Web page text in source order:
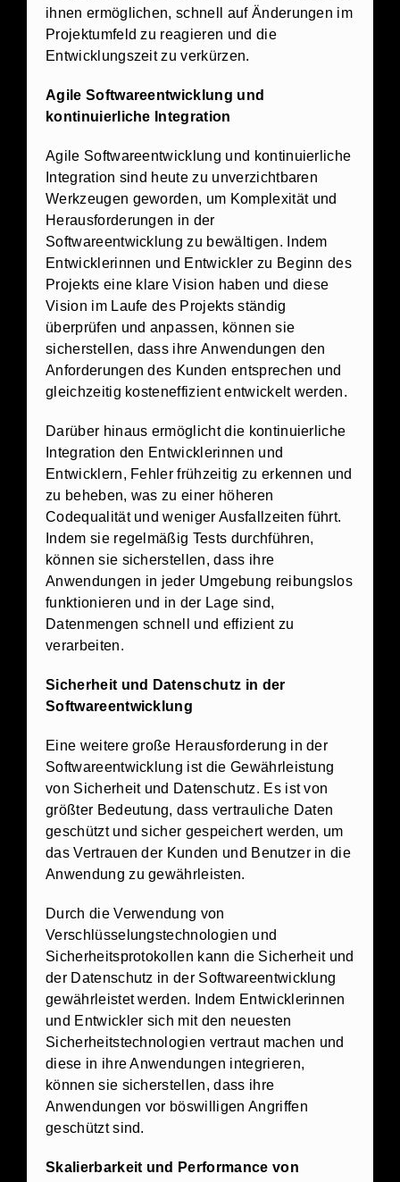
ihnen ermöglichen, schnell auf Änderungen im
Projektumfeld zu reagieren und die
Entwicklungszeit zu verkürzen.
Agile Softwareentwicklung und
kontinuierliche Integration
Agile Softwareentwicklung und kontinuierliche
Integration sind heute zu unverzichtbaren
Werkzeugen geworden, um Komplexität und
Herausforderungen in der
Softwareentwicklung zu bewältigen. Indem
Entwicklerinnen und Entwickler zu Beginn des
Projekts eine klare Vision haben und diese
Vision im Laufe des Projekts ständig
überprüfen und anpassen, können sie
sicherstellen, dass ihre Anwendungen den
Anforderungen des Kunden entsprechen und
gleichzeitig kosteneffizient entwickelt werden.
Darüber hinaus ermöglicht die kontinuierliche
Integration den Entwicklerinnen und
Entwicklern, Fehler frühzeitig zu erkennen und
zu beheben, was zu einer höheren
Codequalität und weniger Ausfallzeiten führt.
Indem sie regelmäßig Tests durchführen,
können sie sicherstellen, dass ihre
Anwendungen in jeder Umgebung reibungslos
funktionieren und in der Lage sind,
Datenmengen schnell und effizient zu
verarbeiten.
Sicherheit und Datenschutz in der
Softwareentwicklung
Eine weitere große Herausforderung in der
Softwareentwicklung ist die Gewährleistung
von Sicherheit und Datenschutz. Es ist von
größter Bedeutung, dass vertrauliche Daten
geschützt und sicher gespeichert werden, um
das Vertrauen der Kunden und Benutzer in die
Anwendung zu gewährleisten.
Durch die Verwendung von
Verschlüsselungstechnologien und
Sicherheitsprotokollen kann die Sicherheit und
der Datenschutz in der Softwareentwicklung
gewährleistet werden. Indem Entwicklerinnen
und Entwickler sich mit den neuesten
Sicherheitstechnologien vertraut machen und
diese in ihre Anwendungen integrieren,
können sie sicherstellen, dass ihre
Anwendungen vor böswilligen Angriffen
geschützt sind.
Skalierbarkeit und Performance von